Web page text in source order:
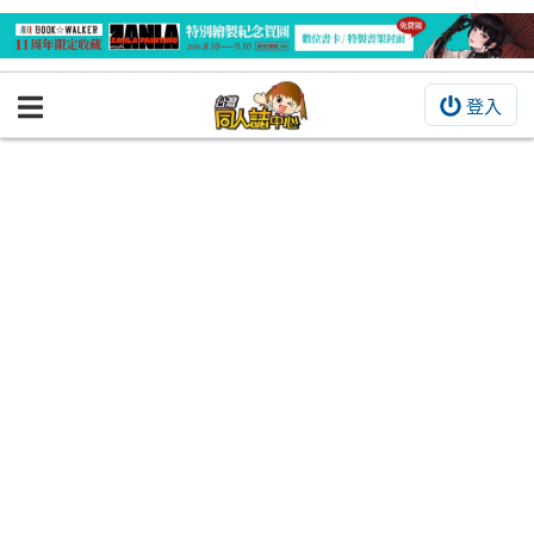
登入
BOOKY書集倉庫